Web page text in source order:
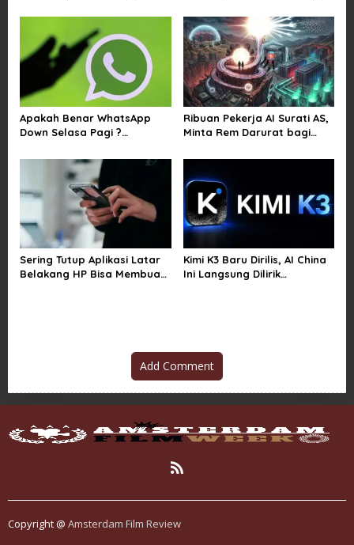
n
Apakah Benar WhatsApp
Down Selasa Pagi ?
Gambar dan Video di
Sejumlah Wilayah
Ribuan Pekerja AI Surati AS,
Minta Rem Darurat bagi
Sering Tutup Aplikasi Latar
Belakang HP Bisa Membuat
Kimi K3 Baru Dirilis, AI China
Ini Langsung Dilirik
Add Comment
Copyright @ Amsterdam Film Review